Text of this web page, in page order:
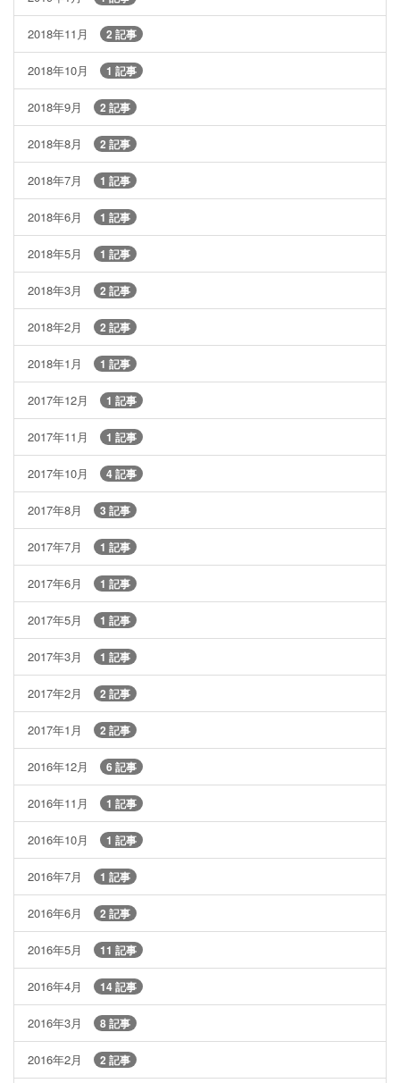
2018年11月 2 記事
2018年10月 1 記事
2018年9月 2 記事
2018年8月 2 記事
2018年7月 1 記事
2018年6月 1 記事
2018年5月 1 記事
2018年3月 2 記事
2018年2月 2 記事
2018年1月 1 記事
2017年12月 1 記事
2017年11月 1 記事
2017年10月 4 記事
2017年8月 3 記事
2017年7月 1 記事
2017年6月 1 記事
2017年5月 1 記事
2017年3月 1 記事
2017年2月 2 記事
2017年1月 2 記事
2016年12月 6 記事
2016年11月 1 記事
2016年10月 1 記事
2016年7月 1 記事
2016年6月 2 記事
2016年5月 11 記事
2016年4月 14 記事
2016年3月 8 記事
2016年2月 2 記事